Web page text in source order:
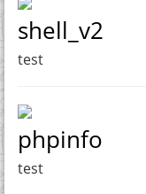
shell_v2
test
phpinfo
test